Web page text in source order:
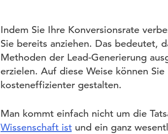
Indem Sie Ihre Konversionsrate
Sie bereits anziehen. Das bedeutet,
Methoden der Lead-Generierung
erzielen. Auf diese Weise können
kosteneffizienter gestalten.
Man kommt einfach nicht um die
Wissenschaft istund ein ganz